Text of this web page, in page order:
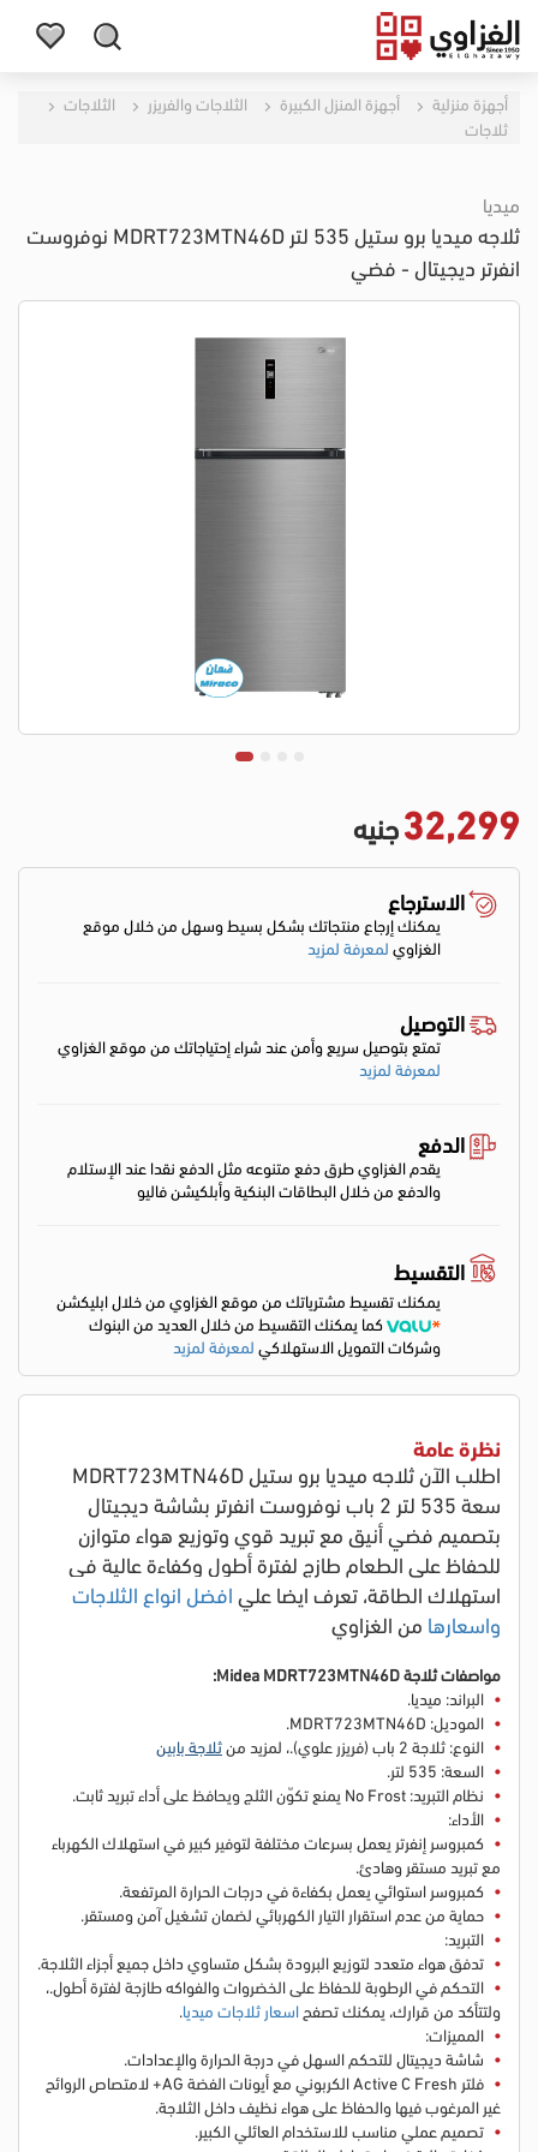
أجهزة منزلية أجهزة المنزل الكبيرة الثلاجات والفريزر
الثلاجات
ثلاجات
ميديا
ثلاجه ميديا برو ستيل 535 لتر MDRT723MTN46D نوفروست
انفرتر ديجيتال - فضي
32,299جنيه
الاسترجاع
يمكنك إرجاع منتجاتك بشكل بسيط وسهل من خلال موقع
الغزاويلمعرفة لمزيد
التوصيل
تمتع بتوصيل سريع وأمن عند شراء إحتياجاتك من موقع الغزاوي
لمعرفة لمزيد
الدفع
يقدم الغزاوي طرق دفع متنوعه مثل الدفع نقدا عند الإستلام
والدفع من خلال البطاقات البنكية وأبلكيشن فاليو
التقسيط
يمكنك تقسيط مشترياتك من موقع الغزاوي من خلال ابليكشن
كما يمكنك التقسيط من خلال العديد من البنوك
وشركات التمويل الاستهلاكيلمعرفة لمزيد
نظرة عامة
اطلب الآن ثلاجه ميديا برو ستيل MDRT723MTN46D
سعة 535 لتر 2 باب نوفروست انفرتر بشاشة ديجيتال
بتصميم فضي أنيق مع تبريد قوي وتوزيع هواء متوازن
للحفاظ على الطعام طازج لفترة أطول وكفاءة عالية في
استهلاك الطاقة، تعرف ايضا علي افضل انواع الثلاجات
واسعارها من الغزاوي
مواصفات ثلاجة Midea MDRT723MTN46D:
البراند: ميديا.
الموديل: MDRT723MTN46D.
النوع: ثلاجة 2 باب (فريزر علوي).
، لمزيد منثلاجة بابين
السعة: 535 لتر.
نظام التبريد: No Frost يمنع تكوّن الثلج ويحافظ على أداء تبريد ثابت.
الأداء:
كمبروسر إنفرتر يعمل بسرعات مختلفة لتوفير كبير في استهلاك الكهرباء
مع تبريد مستقر وهادئ.
كمبروسر استوائي يعمل بكفاءة في درجات الحرارة المرتفعة.
حماية من عدم استقرار التيار الكهربائي لضمان تشغيل آمن ومستقر.
التبريد:
تدفق هواء متعدد لتوزيع البرودة بشكل متساوي داخل جميع أجزاء الثلاجة.
التحكم في الرطوبة للحفاظ على الخضروات والفواكه طازجة لفترة أطول.،
ولتتأكد من قرارك، يمكنك تصفحاسعار ثلاجات ميديا.
المميزات:
شاشة ديجيتال للتحكم السهل في درجة الحرارة والإعدادات.
فلتر Active C Fresh الكربوني مع أيونات الفضة AG+ لامتصاص الروائح
غير المرغوب فيها والحفاظ على هواء نظيف داخل الثلاجة.
تصميم عملي مناسب للاستخدام العائلي الكبير.